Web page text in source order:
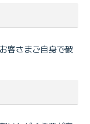
客さまご自身で破